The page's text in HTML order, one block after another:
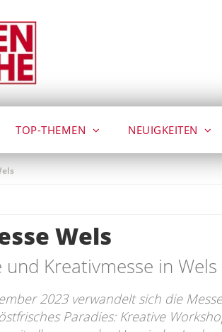
TOP-THEMEN NEUIGKEITEN
Wels
und Kreativmesse in
2023 verwandelt sich die
Paradies: Kreative